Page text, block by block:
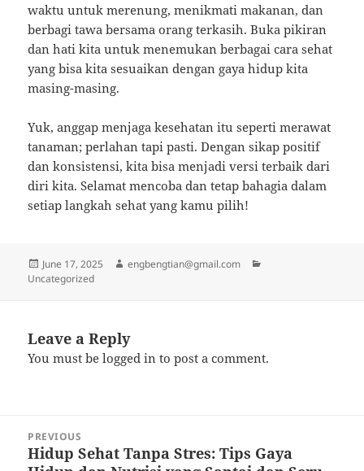
waktu untuk merenung, menikmati makanan, dan
berbagi tawa bersama orang terkasih. Buka pikiran
dan hati kita untuk menemukan berbagai cara sehat
yang bisa kita sesuaikan dengan gaya hidup kita
masing-masing.
Yuk, anggap menjaga kesehatan itu seperti merawat
tanaman; perlahan tapi pasti. Dengan sikap positif
dan konsistensi, kita bisa menjadi versi terbaik dari
diri kita. Selamat mencoba dan tetap bahagia dalam
setiap langkah sehat yang kamu pilih!
Posted
on
June 17, 2025 Author
engbengtian@gmail.com
Uncategorized
Leave a Reply
You must belogged in to post a comment.
navigation
PREVIOUS
Previous
Hidup Sehat Tanpa Stres: Tips Gaya